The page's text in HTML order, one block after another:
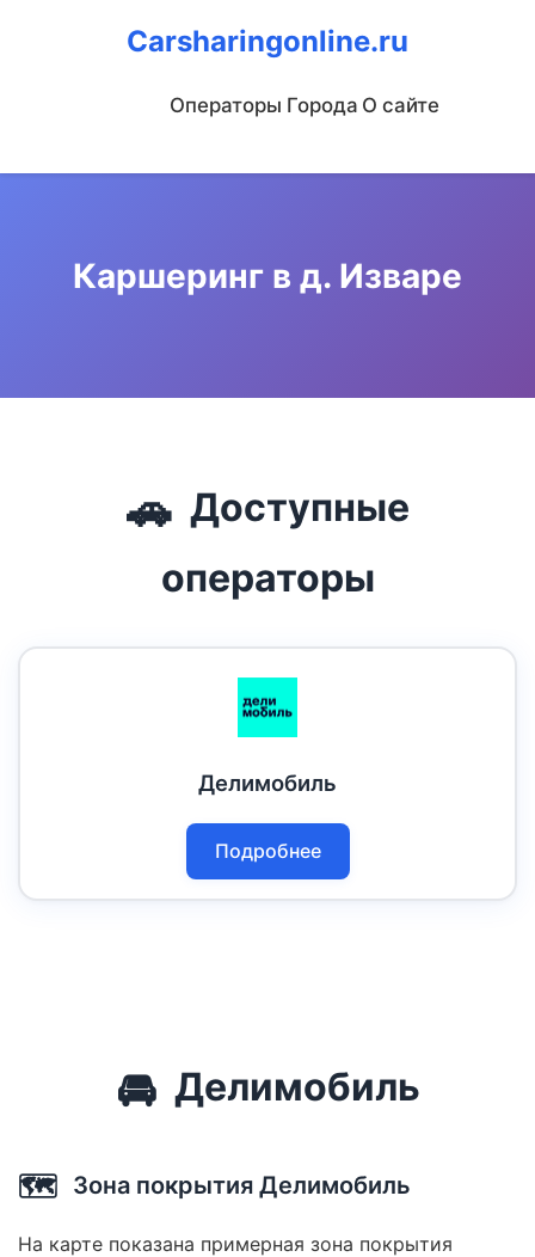
Carsharingonline.ru
Операторы Города О сайте
Каршеринг в д. Изваре
🚗 Доступные
операторы
Делимобиль
Подробнее
🚘 Делимобиль
🗺️ Зона покрытия Делимобиль
На карте показана примерная зона покрытия